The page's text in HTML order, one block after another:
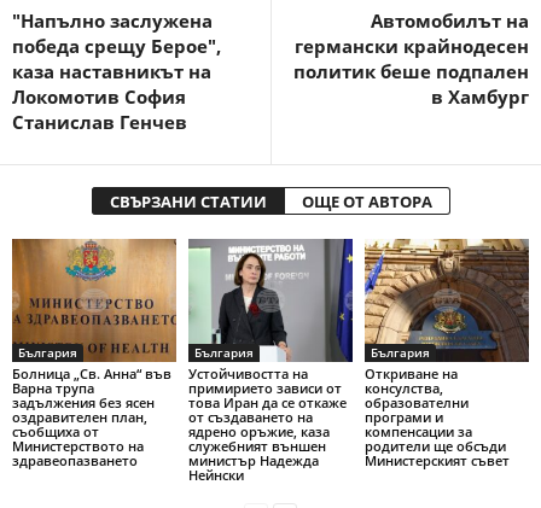
"Напълно заслужена
победа срещу Берое",
каза наставникът на
Локомотив София
Станислав Генчев
Автомобилът на
германски крайнодесен
политик беше подпален
в Хамбург
СВЪРЗАНИ СТАТИИ ОЩЕ ОТ АВТОРА
България
Болница „Св. Анна“ във
Варна трупа
задължения без ясен
оздравителен план,
съобщиха от
Министерството на
здравеопазването
България
Устойчивостта на
примирието зависи от
това Иран да се откаже
от създаването на
ядрено оръжие, каза
служебният външен
министър Надежда
Нейнски
България
Откриване на
консулства,
образователни
програми и
компенсации за
родители ще обсъди
Министерският съвет